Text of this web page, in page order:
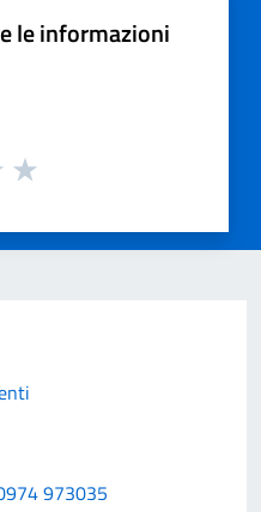
le informazioni
973035